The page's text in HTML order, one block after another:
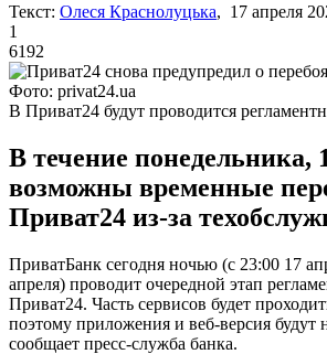
Текст: Олеся Краснолуцька, 17 апреля
1
6192
Фото: privat24.ua
В Приват24 будут проводится
В течение понедельника,
возможны временные
Приват24 из-за
ПриватБанк сегодня ночью (с 23:00 17
апреля) проводит очередной этап
Приват24. Часть сервисов будет
поэтому приложения и веб-версия
сообщает пресс-служба банка.